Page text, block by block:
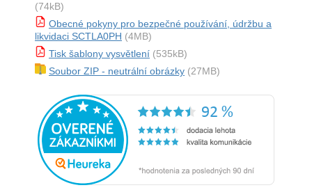
(74kB)
Obecné pokyny pro bezpečné používání, údržbu a
likvidaci SCTLA0PH (4MB)
Tisk šablony vysvětlení (535kB)
Soubor ZIP - neutrální obrázky (27MB)